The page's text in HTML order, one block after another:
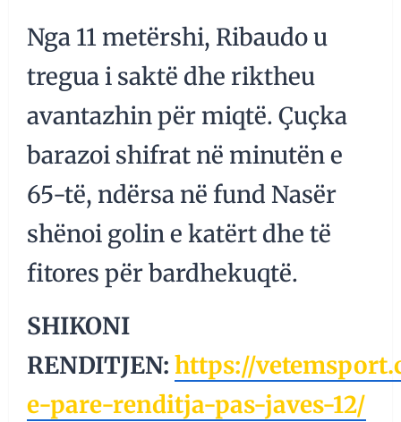
Nga 11 metërshi, Ribaudo u
tregua i saktë dhe riktheu
avantazhin për miqtë. Çuçka
barazoi shifrat në minutën e
65-të, ndërsa në fund Nasër
shënoi golin e katërt dhe të
fitores për bardhekuqtë.
SHIKONI
RENDITJEN: https://
e-pare-renditja-pas-javes-12/